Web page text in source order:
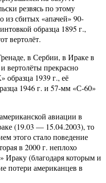
резвясь по этому
из сбитых «апачей» 90-
образца 1895 г.,
вертолёт.
в Сербии, в Ираке в
вертолёты прекрасно
образца 1939 г., её
1946 г. и 57-мм «С-60»
авиации в
(19.03 — 15.04.2003), то
этого стало поведение
в 2000 г. неплохо
Ираку (благодаря которым и
потери американцев в